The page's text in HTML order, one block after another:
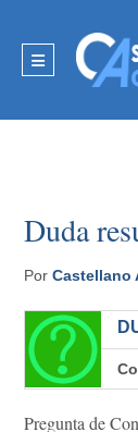
Duda
PorCastellano
Pregunta de